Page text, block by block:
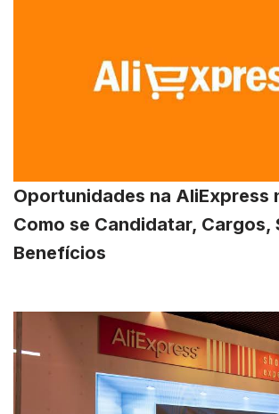
Oportunidades na AliExpress
Como se Candidatar, Cargos,
Benefícios